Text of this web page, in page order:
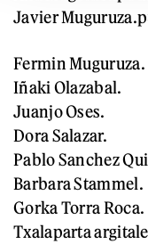
Javier Muguruza.
Fermin Muguruza.
Iñaki Olazabal.
Juanjo Oses.
Dora Salazar.
Pablo Sanchez
Barbara Stammel.
Gorka Torra Roca.
Txalaparta